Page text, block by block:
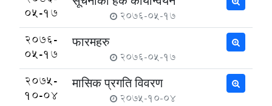
05-17
2076-05-17
2076-
05-17
फारमहरु
2076-05-17
2075-
10-04
मासिक प्रगति विवरण
2075-10-04